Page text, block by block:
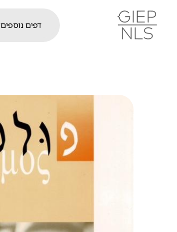
דפים נוספים